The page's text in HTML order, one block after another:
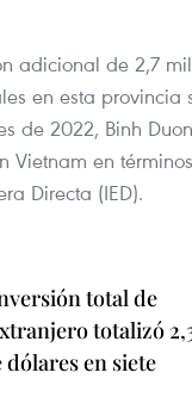
adicional de 2,7
en esta provincia
de 2022, Binh
Vietnam en
Directa (IED).
total de
totalizó
en siete